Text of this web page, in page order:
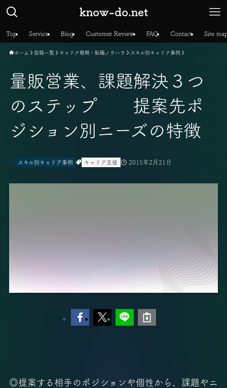
know-do.net
Top Service Blog Customer Review FAQ Contact Site
ホーム 投稿一覧 キャリア戦略・転職ノウハウ スキル別キャリア事例
量販営業、課題解決３つ
のステップ 提案先ポ
ジション別ニーズの特徴
スキル別キャリア事例 キャリア支援 2015年2月21日
◎提案する相手のポジションや個性から、課題やニ